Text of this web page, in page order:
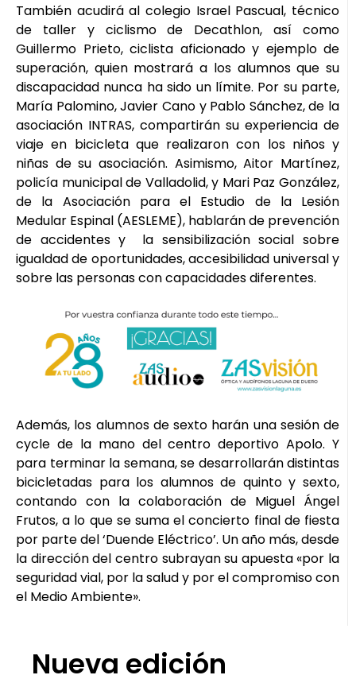
También acudirá al colegio Israel Pascual, técnico
de taller y ciclismo de Decathlon, así como
Guillermo Prieto, ciclista aficionado y ejemplo de
superación, quien mostrará a los alumnos que su
discapacidad nunca ha sido un límite. Por su parte,
María Palomino, Javier Cano y Pablo Sánchez, de la
asociación INTRAS, compartirán su experiencia de
viaje en bicicleta que realizaron con los niños y
niñas de su asociación. Asimismo, Aitor Martínez,
policía municipal de Valladolid, y Mari Paz González,
de la Asociación para el Estudio de la Lesión
Medular Espinal (AESLEME), hablarán de prevención
de accidentes y la sensibilización social sobre
igualdad de oportunidades, accesibilidad universal y
sobre las personas con capacidades diferentes.
Además, los alumnos de sexto harán una sesión de
cycle de la mano del centro deportivo Apolo. Y
para terminar la semana, se desarrollarán distintas
bicicletadas para los alumnos de quinto y sexto,
contando con la colaboración de Miguel Ángel
Frutos, a lo que se suma el concierto final de fiesta
por parte del ‘Duende Eléctrico’. Un año más, desde
la dirección del centro subrayan su apuesta «por la
seguridad vial, por la salud y por el compromiso con
el Medio Ambiente».
Nueva edición